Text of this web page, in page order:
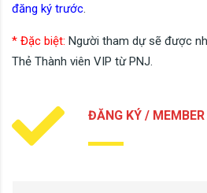
đăng ký trước.
* Đặc biệt: Người tham dự sẽ được
Thẻ Thành viên VIP từ PNJ.
ĐĂNG KÝ / MEMBER